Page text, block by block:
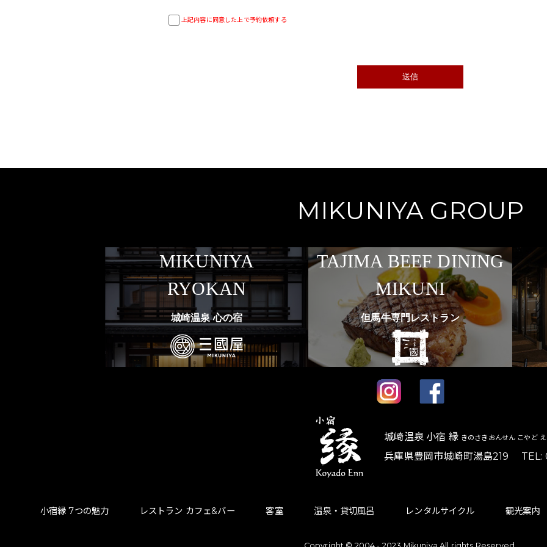
上記内容に同意した上で予約依頼する
MIKUNIYA GROUP
MIKUNIYA
RYOKAN
城崎温泉 心の宿
TAJIMA BEEF DINING
MIKUNI
但馬牛専門レストラン
城崎温泉 小宿 縁 きのさきおんせん こやど
兵庫県豊岡市城崎町湯島219
⼩宿縁 7つの魅⼒ レストラン カフェ&バー 客室 温泉・貸切風呂 レンタルサイクル 観光案内